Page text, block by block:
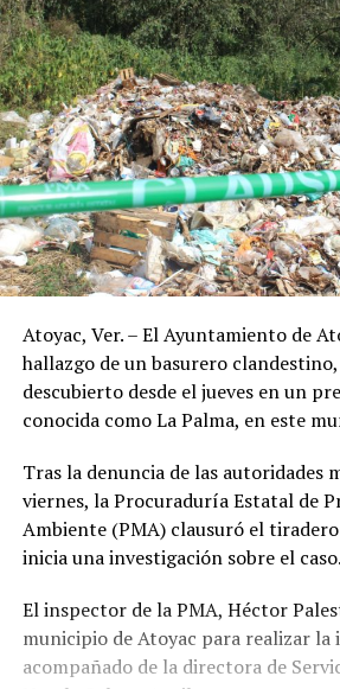
Atoyac, Ver. – El Ayuntamiento de
hallazgo de un basurero
descubierto desde el jueves en un
conocida como La Palma, en este
Tras la denuncia de las autoridades
viernes, la Procuraduría Estatal de
Ambiente (PMA) clausuró el
inicia una investigación sobre el caso.
El inspector de la PMA, Héctor
municipio de Atoyac para realizar la
acompañado de la directora de